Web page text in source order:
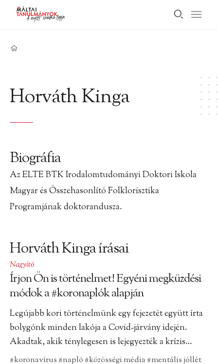
Horváth Kinga
Biográfia
Az ELTE BTK Irodalomtudományi Doktori Iskola
Magyar és Összehasonlító Folklorisztika
Programjának doktorandusza.
Horváth Kinga írásai
Nagyító
Írjon Ön is történelmet! Egyéni megküzdési
módok a #koronaplók alapján
Legújabb kori történelmünk egy fejezetét együtt írta
bolygónk minden lakója a Covid-járvány idején.
Akadtak, akik ténylegesen is lejegyezték a krízis…
#koronavírus #napló #közösségi média #mentális jóllét